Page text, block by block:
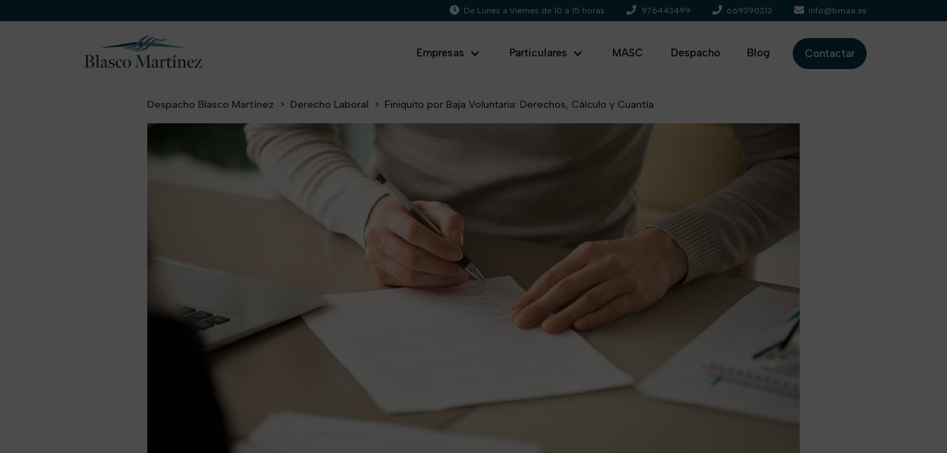
De Lunes a Viernes de 10 a 15 horas 976443499 669390212 info@bmaa.es
Empresas Particulares MASC Despacho Blog Contactar
Despacho Blasco Martínez > Derecho Laboral > Finiquito por Baja Voluntaria: Derechos, Cálculo y Cuantía